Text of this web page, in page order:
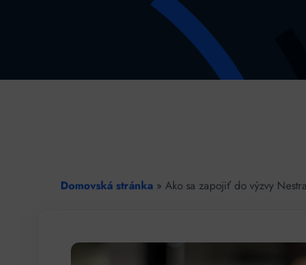
Domovská stránka » Ako sa zapojiť do výzvy